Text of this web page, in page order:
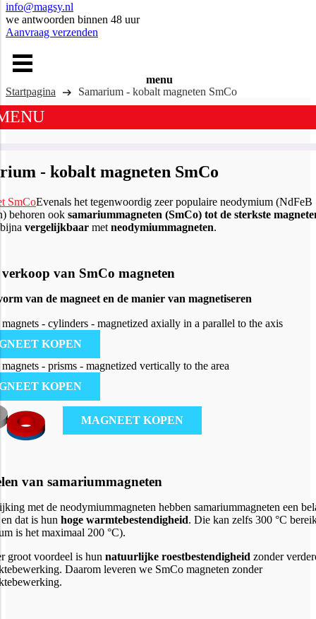
info@magsy.nl
we antwoorden binnen 48 uur
Aanvraag verzenden
menu
Startpagina
Samarium - kobalt magneten SmCo
- kobalt magneten SmCo
Evenals het tegenwoordig zeer populaire neodymium (NdFeB
behoren ook samariummagneten (SmCo) tot de sterkste
vergelijkbaar met neodymiummagneten.
van SmCo magneten
van de magneet en de manier van magnetiseren
KOPEN
KOPEN
MAGNEET KOPEN
van samariummagneten
met de neodymiummagneten hebben samariummagneten een
dat is hun hoge warmtebestendigheid. Die kan zelfs 300 °C
is het maximaal 200 °C).
groot voordeel is hun natuurlijke roestbestendigheid zonder
Daarom leveren we SmCo magneten zonder